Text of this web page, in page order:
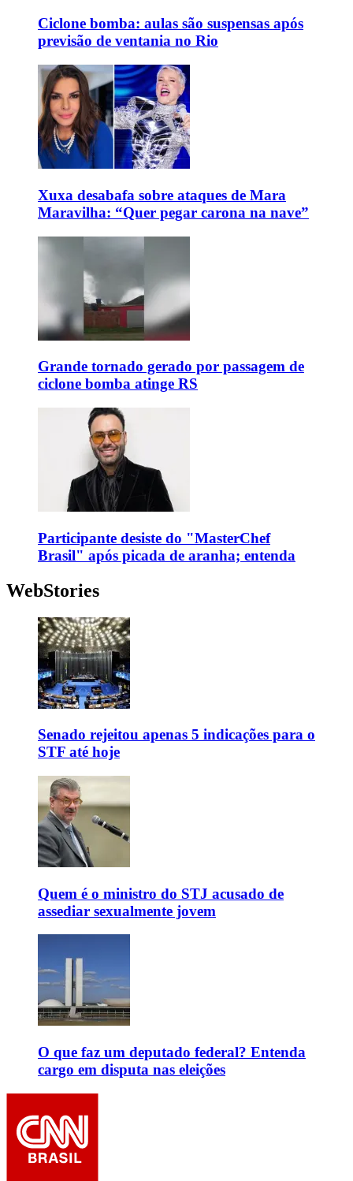
Ciclone bomba: aulas são suspensas após
previsão de ventania no Rio
Xuxa desabafa sobre ataques de Mara
Maravilha: “Quer pegar carona na nave”
Grande tornado gerado por passagem de
ciclone bomba atinge RS
Participante desiste do "MasterChef
Brasil" após picada de aranha; entenda
WebStories
Senado rejeitou apenas 5 indicações para o
STF até hoje
Quem é o ministro do STJ acusado de
assediar sexualmente jovem
O que faz um deputado federal? Entenda
cargo em disputa nas eleições